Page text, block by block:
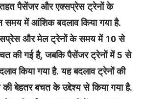
पैसेंजर और एक्सप्रेस ट्रेनों के
में आंशिक बदलाव किया गया है.
और मेल ट्रेनों के समय में 10 से
की गई है, जबकि पैसेंजर ट्रेनों में 5 से
किया गया है. यह बदलाव ट्रेनों की
बेहतर बचत के उद्देश्य से किया गया है.